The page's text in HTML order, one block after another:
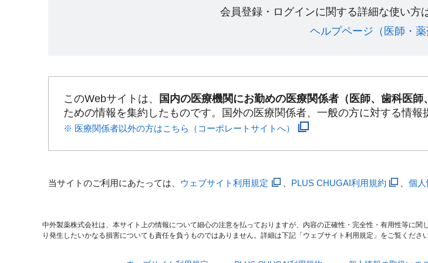
会員登録・ログインに関する詳細な使い方
ヘルプページ（医師・薬
このWebサイトは、 国内の医療機関にお勤めの医療関係者（医師、歯科医師
ための情報を集約したものです。国外の医療関係者、一般の方に対する情報
※ 医療関係者以外の方はこちら（コーポレートサイトへ）
当サイトのご利用にあたっては、 ウェブサイト利用規定 PLUS CHUGAI利用規約 、個
中外製薬株式会社は、本サイト上の情報について細心の注意を払っておりますが、内容の正確性・完全性・有用性等に
り発生したいかなる損害についても責任を負うものではありません。詳細は下記「ウェブサイト利用規定」をご覧ください